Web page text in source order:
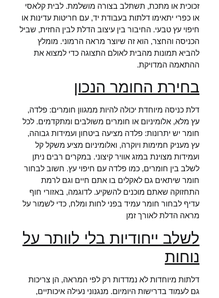
זכוכית או מתכת, תשתלב בצורה מושלמת. לבית קלאסי
או כפרי יתאימו דלתות בעבודת יד, עם חריטות עדינות או
חיפוי עץ טבעי. החיבור בין עיצוב הדלת לבין החזית, שביל
הכניסה והחצר, הוא זה שיוצר מראה הרמוני. מומלץ
להביא תמונות מהבית לאולם התצוגה כדי למצוא את
ההתאמה המדויקת.
בחירת החומר הנכון
דלת כניסה מיוחדת יכולה להיות ממגוון חומרים: פלדה,
עץ מלא, אלומיניום או חומרים משולבים ומתקדמים. לכל
חומר יש יתרונות: פלדה מציעה ביטחון ועמידות גבוהה,
עץ מעניק חמימות ויוקרה, ואלומיניום מציע משקל קל
ועמידות מצוינת במזג אוויר קיצוני. במקרים רבים ניתן
לשלב בין חומרים, כמו פלדה עם חיפוי עץ. חשוב לבחור
חומר שיתאים גם לאקלים בו אתם חיים וגם לרמת
התחזוקה שאתם מוכנים להשקיע. לדוגמה, באזורי חוף
עדיף לבחור חומר עמיד בפני לחות ומלח, כדי לשמור על
מראה הדלת לאורך זמן
לשלב ייחודיות בלי לוותר על
נוחות
דלתות מיוחדות לא נמדדות רק לפי המראה, הן צריכות
גם לעמוד בדרישות היומיום. מנגנוני נעילה איכותיים,